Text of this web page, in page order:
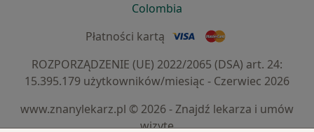
Colombia
Płatności kartą
ROZPORZĄDZENIE (UE) 2022/2065 (DSA) art. 24:
15.395.179 użytkowników/miesiąc - Czerwiec 2026
www.znanylekarz.pl © 2026 - Znajdź lekarza i umów
wizytę